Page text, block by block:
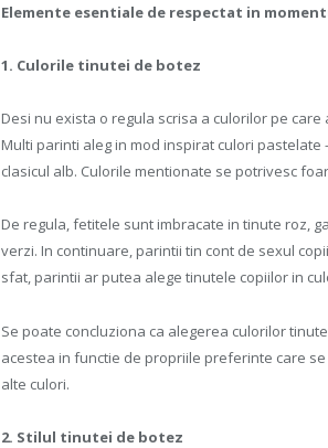
Elemente esentiale de respectat in
1. Culorile tinutei de botez
Desi nu exista o regula scrisa a culorilor pe
Multi parinti aleg in mod inspirat culori
clasicul alb. Culorile mentionate se potrivesc
De regula, fetitele sunt imbracate in tinute roz,
verzi. In continuare, parintii tin cont de sexul
sfat, parintii ar putea alege tinutele copiilor in
Se poate concluziona ca alegerea culorilor
acestea in functie de propriile preferinte care
alte culori.
2. Stilul tinutei de botez